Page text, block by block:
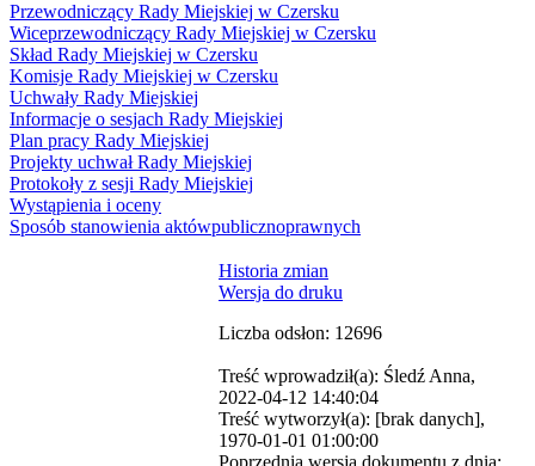
Przewodniczący Rady Miejskiej w Czersku
Wiceprzewodniczący Rady Miejskiej w Czersku
Skład Rady Miejskiej w Czersku
Komisje Rady Miejskiej w Czersku
Uchwały Rady Miejskiej
Informacje o sesjach Rady Miejskiej
Plan pracy Rady Miejskiej
Projekty uchwał Rady Miejskiej
Protokoły z sesji Rady Miejskiej
Wystąpienia i oceny
Sposób stanowienia aktówpublicznoprawnych
Historia zmian
Wersja do druku
Liczba odsłon: 12696
Treść wprowadził(a): Śledź Anna,
2022-04-12 14:40:04
Treść wytworzył(a): [brak danych],
1970-01-01 01:00:00
Poprzednia wersja dokumentu z dnia: